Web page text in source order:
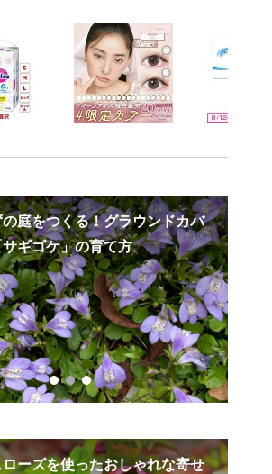
庭をつくる！グラウンドカバ
ギゴケ」の育て方
ーズを使ったおしゃれな寄せ